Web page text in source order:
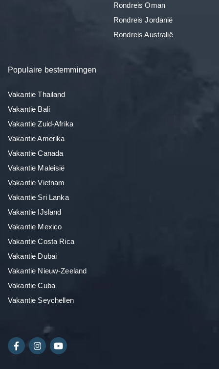
Rondreis Oman
Rondreis Jordanië
Rondreis Australië
Populaire bestemmingen
Vakantie Thailand
Vakantie Bali
Vakantie Zuid-Afrika
Vakantie Amerika
Vakantie Canada
Vakantie Maleisië
Vakantie Vietnam
Vakantie Sri Lanka
Vakantie IJsland
Vakantie Mexico
Vakantie Costa Rica
Vakantie Dubai
Vakantie Nieuw-Zeeland
Vakantie Cuba
Vakantie Seychellen